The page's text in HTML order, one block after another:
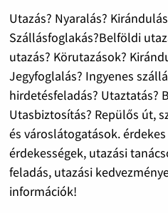
Utazás? Nyaralás?
Szállásfoglakás?Belföldi
utazás? Körutazások?
Jegyfoglalás? Ingyenes
hirdetésfeladás? Utaztatás?
Utasbiztosítás? Repülős út,
és városlátogatások.
érdekességek, utazási
feladás, utazási
információk!